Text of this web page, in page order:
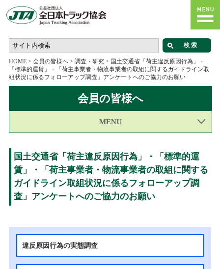
HOME> 会員の皆様へ> 調査・研究> 国土交通省「荷主違反原因行為」・
「標準的運賃」・「荷主事業者・物流事業者の取組に関するガイドライン取
組状況に係るフォローアップ調査」アンケートへのご協力のお願い
会員の皆様へ
MENU
国土交通省「荷主違反原因行為」・「標準的運
賃」・「荷主事業者・物流事業者の取組に関する
ガイドライン取組状況に係るフォローアップ調
査」アンケートへのご協力のお願い
違反原因行為の実態調査